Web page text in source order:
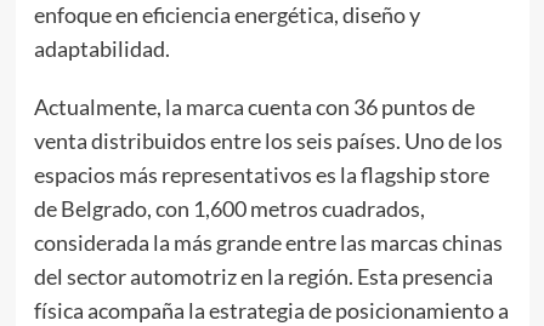
enfoque en eficiencia energética, diseño y
adaptabilidad.
Actualmente, la marca cuenta con 36 puntos de
venta distribuidos entre los seis países. Uno de los
espacios más representativos es la flagship store
de Belgrado, con 1,600 metros cuadrados,
considerada la más grande entre las marcas chinas
del sector automotriz en la región. Esta presencia
física acompaña la estrategia de posicionamiento a